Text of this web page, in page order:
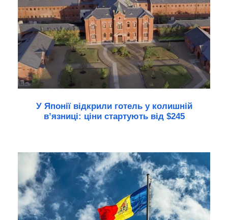
У Японії відкрили готель у колишній
в’язниці: ціни стартують від $245